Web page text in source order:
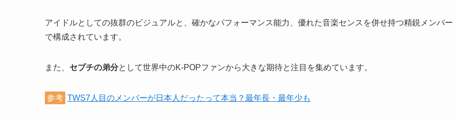
アイドルとしての抜群のビジュアルと、確かなパフォーマンス能力、優れた音楽センスを併せ持つ精鋭メンバー
で構成されています。
また、 セブチの弟分として世界中のK-POPファンから大きな期待と注目を集めています。
参考 TWS7人目のメンバーが日本人だったって本当？最年長・最年少も